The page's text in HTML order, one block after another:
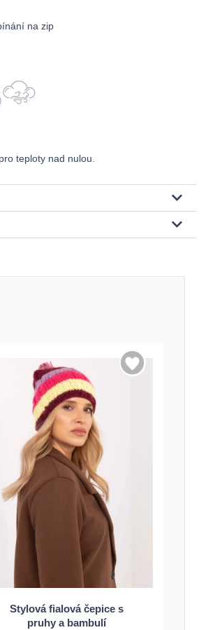
na zip
teploty nad nulou.
Stylová fialová čepice s
pruhy a bambulí
Univerzální